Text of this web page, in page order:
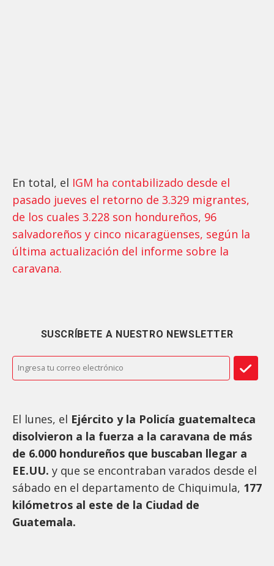
En total, el IGM ha contabilizado desde el
pasado jueves el retorno de 3.329 migrantes,
de los cuales 3.228 son hondureños, 96
salvadoreños y cinco nicaragüenses, según la
última actualización del informe sobre la
caravana.
SUSCRÍBETE A NUESTRO NEWSLETTER
El lunes, el Ejército y la Policía guatemalteca
disolvieron a la fuerza a la caravana de más
de 6.000 hondureños que buscaban llegar a
EE.UU. y que se encontraban varados desde el
sábado en el departamento de Chiquimula, 177
kilómetros al este de la Ciudad de
Guatemala.